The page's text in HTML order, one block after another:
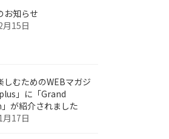
お知らせ
月15日
しむためのWEBマガジ
」に「Grand
が紹介されました
月17日